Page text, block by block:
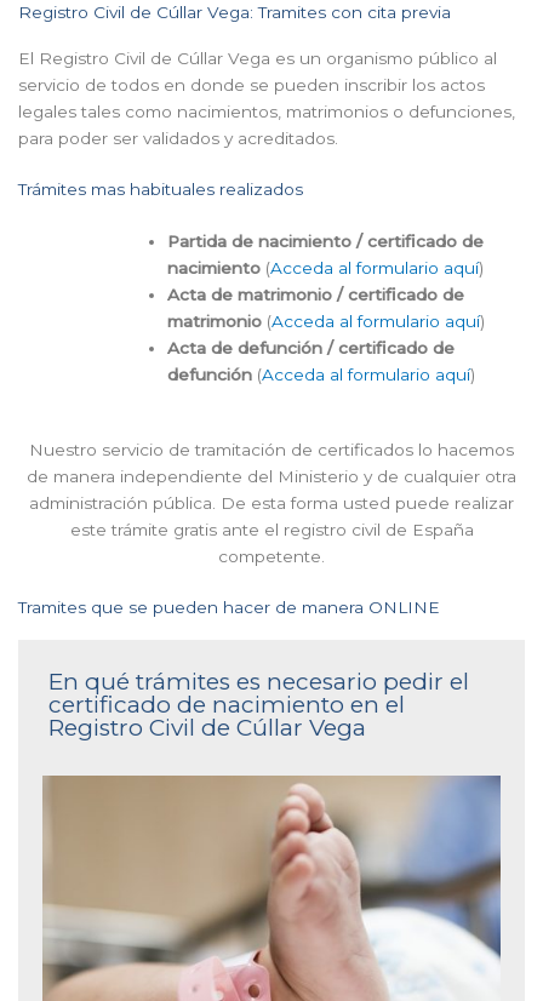
Registro Civil de Cúllar Vega: Tramites con cita previa
El Registro Civil de Cúllar Vega es un organismo público al
servicio de todos en donde se pueden inscribir los actos
legales tales como nacimientos, matrimonios o defunciones,
para poder ser validados y acreditados.
Trámites mas habituales realizados
Partida de nacimiento / certificado de
nacimiento (Acceda al formulario aquí)
Acta de matrimonio / certificado de
matrimonio (Acceda al formulario aquí)
Acta de defunción / certificado de
defunción (Acceda al formulario aquí)
Nuestro servicio de tramitación de certificados lo hacemos
de manera independiente del Ministerio y de cualquier otra
administración pública. De esta forma usted puede realizar
este trámite gratis ante el registro civil de España
competente.
Tramites que se pueden hacer de manera ONLINE
En qué trámites es necesario pedir el
certificado de nacimiento en el
Registro Civil de Cúllar Vega